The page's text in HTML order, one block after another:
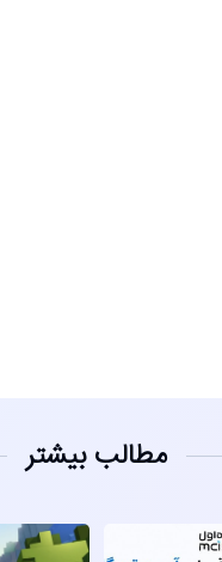
مطالب بیشتر